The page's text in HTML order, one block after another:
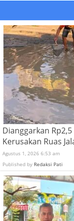
Dianggarkan
Kerusakan Ruas
Agustus 1, 2026 6:53 am
Published by Redaksi Pati